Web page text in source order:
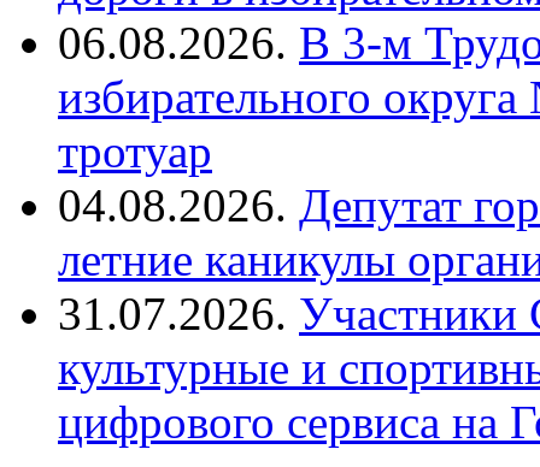
06.08.2026. В 3-м
избирательного
тротуар
04.08.2026. Депутат
летние каникулы
31.07.2026.
культурные и
цифрового сервиса на